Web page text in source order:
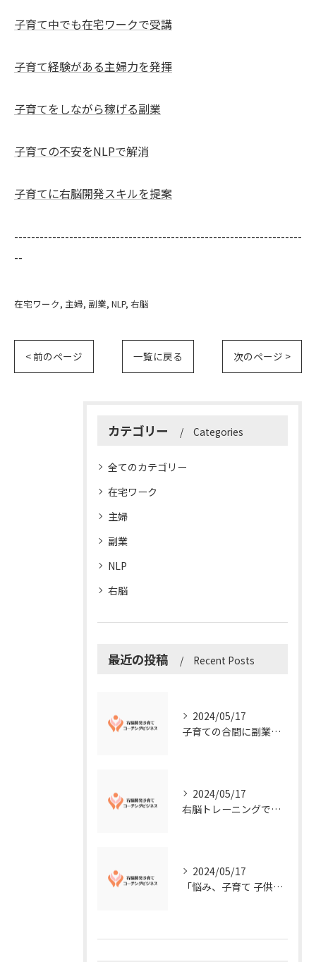
子育て中でも在宅ワークで受講
子育て経験がある主婦力を発揮
子育てをしながら稼げる副業
子育ての不安をNLPで解消
子育てに右脳開発スキルを提案
--------------------------------------------------------------------
--
在宅ワーク 主婦 副業 NLP 右脳
< 前のページ 一覧に戻る 次のページ >
カテゴリー Categories
全てのカテゴリー
在宅ワーク
主婦
副業
NLP
右脳
最近の投稿 Recent Posts
2024/05/17
子育ての合間に副業コーチングで収入アップ！右脳開発子育てコーチングビジネスの可能性とは？
2024/05/17
右脳トレーニングで視覚的センスを磨こう！
2024/05/17
「悩み、子育て 子供の発達」を解決する右脳開発子育てコーチングビジネス業界の魅力とは？